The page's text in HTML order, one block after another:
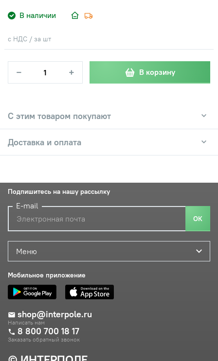
В наличии
с НДС / за шт
− + В корзину
С этим товаром покупают
Доставка и оплата
Меню
Мобильное приложение
shop@interpole.ru
Написать нам
8 800 700 18 17
Заказать обратный звонок
Подпишитесь на нашу рассылку
E-mail
ОК